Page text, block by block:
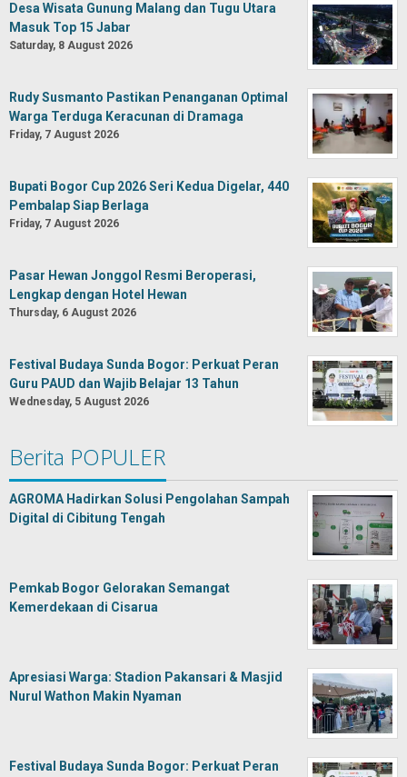
Desa Wisata Gunung Malang dan Tugu Utara
Masuk Top 15 Jabar
Saturday, 8 August 2026
Rudy Susmanto Pastikan Penanganan Optimal
Warga Terduga Keracunan di Dramaga
Friday, 7 August 2026
Bupati Bogor Cup 2026 Seri Kedua Digelar, 440
Pembalap Siap Berlaga
Friday, 7 August 2026
Pasar Hewan Jonggol Resmi Beroperasi,
Lengkap dengan Hotel Hewan
Thursday, 6 August 2026
Festival Budaya Sunda Bogor: Perkuat Peran
Guru PAUD dan Wajib Belajar 13 Tahun
Wednesday, 5 August 2026
Berita POPULER
AGROMA Hadirkan Solusi Pengolahan Sampah
Digital di Cibitung Tengah
Pemkab Bogor Gelorakan Semangat
Kemerdekaan di Cisarua
Apresiasi Warga: Stadion Pakansari & Masjid
Nurul Wathon Makin Nyaman
Festival Budaya Sunda Bogor: Perkuat Peran